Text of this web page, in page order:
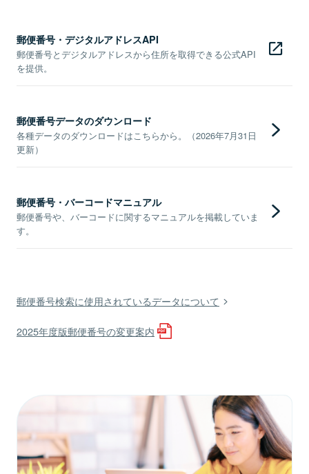
郵便番号・デジタルアドレスAPI
郵便番号とデジタルアドレスから住所を取得できる公式API
を提供。
郵便番号データのダウンロード
各種データのダウンロードはこちらから。（2026年7月31日
更新）
郵便番号・バーコードマニュアル
郵便番号や、バーコードに関するマニュアルを掲載していま
す。
郵便番号検索に使用されているデータについて
2025年度版郵便番号の変更案内